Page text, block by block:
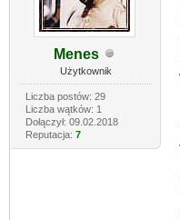
Menes
Użytkownik
Liczba postów: 29
Liczba wątków: 1
Dołączył: 09.02.2018
Reputacja: 7